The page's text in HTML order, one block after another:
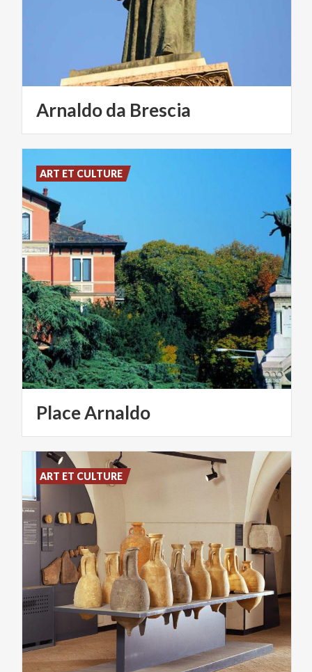
Arnaldoda Brescia
PlaceArnaldo
ART ET CULTURE
ART ET CULTURE